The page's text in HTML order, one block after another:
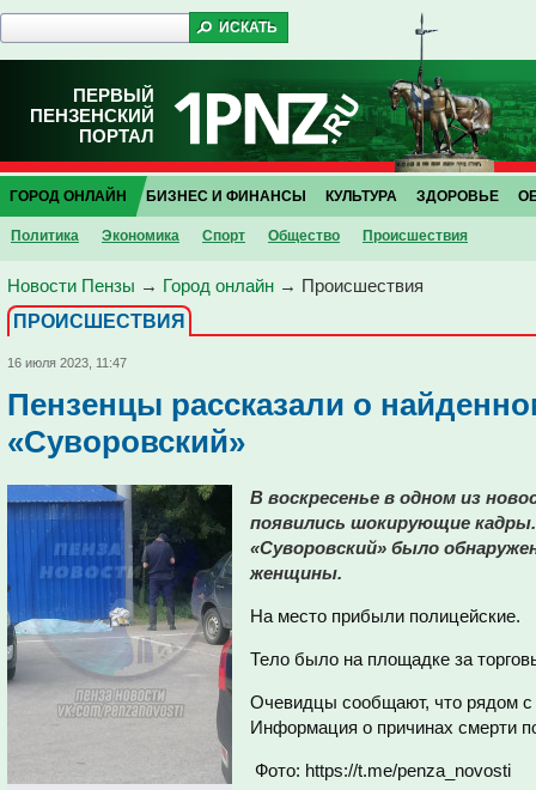
ПЕРВЫЙ
ПЕНЗЕНСКИЙ
ПОРТАЛ
ГОРОД ОНЛАЙН
Политика Экономика Спорт Общество Проиcшествия
БИЗНЕС И ФИНАНСЫ КУЛЬТУРА ЗДОРОВЬЕ
Новости Пензы → Город онлайн → Проиcшествия
ПРОИCШЕСТВИЯ
16 июля 2023, 11:47
Пензенцы рассказали о
«Суворовский»
В воскресенье в одном из
появились шокирующие
«Суворовский» было
женщины.
На место прибыли полицейские.
Тело было на площадке за
Очевидцы сообщают, что рядом
Информация о причинах смерти
Фото: https://t.me/penza_novosti